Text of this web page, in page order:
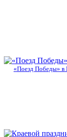
«Поезд Победы» в